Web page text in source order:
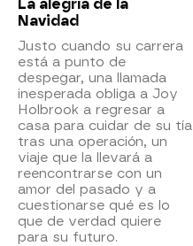
La alegría de la
Navidad
Justo cuando su carrera
está a punto de
despegar, una llamada
inesperada obliga a Joy
Holbrook a regresar a
casa para cuidar de su tía
tras una operación, un
viaje que la llevará a
reencontrarse con un
amor del pasado y a
cuestionarse qué es lo
que de verdad quiere
para su futuro.